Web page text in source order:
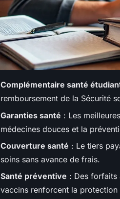
Complémentaire santé
remboursement de la Sécurité
Garanties santé : Les
médecines douces et la
Couverture santé : Le tiers
soins sans avance de frais.
Santé préventive : Des forfaits
vaccins renforcent la protection